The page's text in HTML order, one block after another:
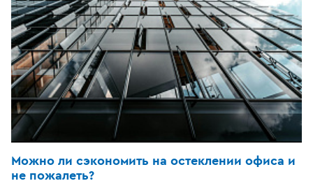
Можно ли сэкономить на остеклении офиса и
не пожалеть?